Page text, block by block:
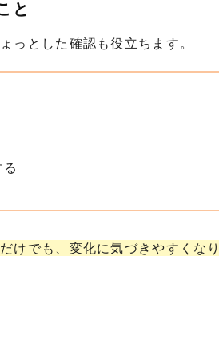
と
っとした確認も役立ちます。
けでも、変化に気づきやすくな